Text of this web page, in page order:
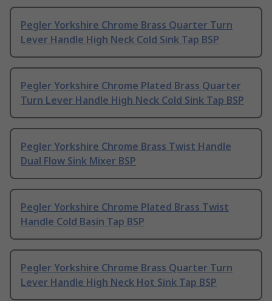
Pegler Yorkshire Chrome Brass Quarter Turn
Lever Handle High Neck Cold Sink Tap BSP
Pegler Yorkshire Chrome Plated Brass Quarter
Turn Lever Handle High Neck Cold Sink Tap BSP
Pegler Yorkshire Chrome Brass Twist Handle
Dual Flow Sink Mixer BSP
Pegler Yorkshire Chrome Plated Brass Twist
Handle Cold Basin Tap BSP
Pegler Yorkshire Chrome Brass Quarter Turn
Lever Handle High Neck Hot Sink Tap BSP